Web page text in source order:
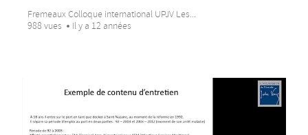
Fremeaux Colloque international UPJV Les...
988 vues
Il y a 12 années